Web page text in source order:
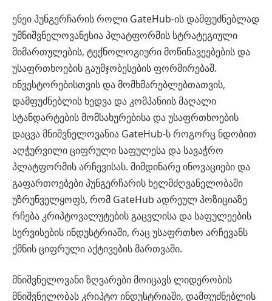
ენეი პუნგერჩარის როლი GateHub-ის დამფუძნებლად
უმნიშვნელოვანესია პლატფორმის სტრატეგიული
მიმართულების, ტექნოლოგიური მოწინავეებების და
უსაფრთხოების გაუმჯობესების ფორმირებაშ.
ინვესტორებისთვის და მომხმარებლებთათვის,
დამფუძნებლის ხედვა და კომპანიის მაღალი
სტანდარტების მომსახურებისა და უსაფრთხოების
დაცვა მნიშვნელოვანია GateHub-ს როგორც ნდობით
აღჭურვილი ციფრული საფულესა და სავაჭრო
პლატფორმის არჩევისას. მიმდინარე ინოვაციები და
გაფართოებები პუნგერჩარის ხელმძღვანელობაში
უზრუნველყოფს, რომ GateHub ადრეულ პოზიციაზე
რჩება კრიპტოვალუტების გაცვლისა და საფულეების
სერვისების ინდუსტრიაში, რაც უსაფრთხო არჩევანს
ქმნის ციფრული აქტივების მართვაში.
მნიშვნელოვანი ზღვარები მოიცავს ლიდერობის
მნიშვნელობას კრიპტო ინდუსტრიაში, დამფუძნებლის